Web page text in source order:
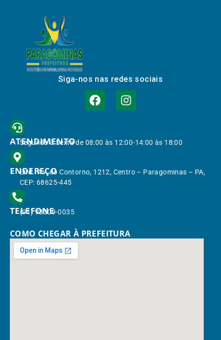
Siga-nos nas redes sociais
ATENDIMENTO
Segunda à Sexta de 08:00 às 12:00-14:00 às 18:00
ENDEREÇO
End.: Av. do Contorno, 1212, Centro – Paragominas – PA,
CEP: 68625-445
TELEFONE
(91) 98309-0035
COMO CHEGAR À PREFEITURA